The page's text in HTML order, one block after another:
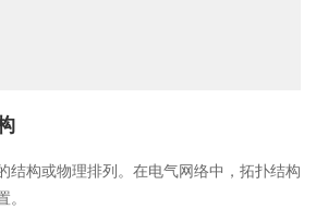
结构或物理排列。在电气网络中，拓扑结构
。